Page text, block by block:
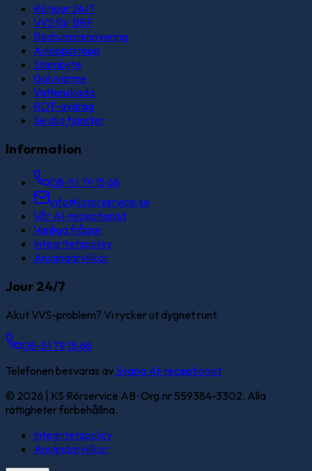
Rörjour 24/7
VVS för BRF
Badrumsrenovering
Avloppsstopp
Stambyte
Golvvärme
Vattenskada
ROT-avdrag
Se alla tjänster
Information
08-51 79 15 68
info@ksrorservice.se
Vår AI-receptionist
Vanliga frågor
Integritetspolicy
Användarvillkor
Jour 24/7
Akut VVS-problem? Vi rycker ut dygnet runt.
08-51 79 15 68
Telefonen besvaras av Svaria AI-receptionist
© 2026 | KS Rörservice AB · Org.nr 559384-3302. Alla
rättigheter förbehållna.
Integritetspolicy
Användarvillkor